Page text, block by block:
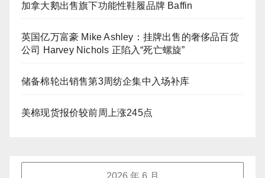
加拿大鹅出售旗下功能性鞋履品牌 Baffin
英国亿万富豪 Mike Ashley：挂牌出售的奢侈品百货
公司 Harvey Nichols 正陷入“死亡螺旋”
储备棉轮出销售第3周纺企集中入场补库
美棉现货报价较前周上涨245点
2026 年 6 月